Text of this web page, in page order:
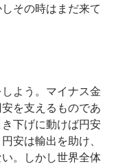
その時はまだ来て
よう。マイナス金
を支えるものであ
下げに動けば円安
安は輸出を助け、
。しかし世界全体